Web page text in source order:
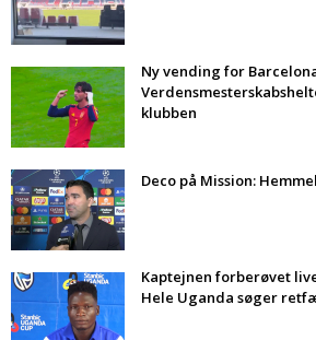
Ny vending for
klubben
Deco på Mission:
Kaptejnen forberøvet
Hele Uganda søger